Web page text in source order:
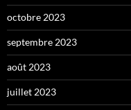
octobre 2023
septembre 2023
août 2023
juillet 2023